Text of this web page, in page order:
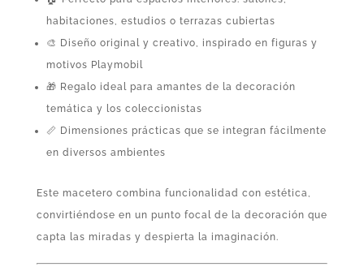
habitaciones, estudios o terrazas cubiertas
🎨 Diseño original y creativo, inspirado en figuras y
motivos Playmobil
🎁 Regalo ideal para amantes de la decoración
temática y los coleccionistas
📏 Dimensiones prácticas que se integran fácilmente
en diversos ambientes
Este macetero combina funcionalidad con estética,
convirtiéndose en un punto focal de la decoración que
capta las miradas y despierta la imaginación.